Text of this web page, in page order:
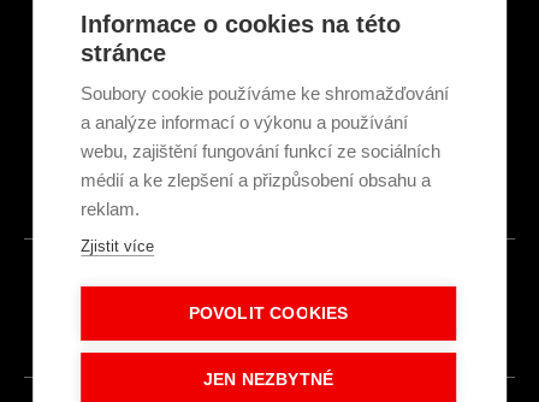
Články a novinky
GDPR & Cookies
Ekologická recyklace
Projekty EU
Intranet - Přihlášení
Přihlášení
© 2026
Informace o cookies na této
stránce
Soubory cookie používáme ke shromažďování
a analýze informací o výkonu a používání
webu, zajištění fungování funkcí ze sociálních
médií a ke zlepšení a přizpůsobení obsahu a
reklam.
Zjistit více
POVOLIT COOKIES
JEN NEZBYTNÉ